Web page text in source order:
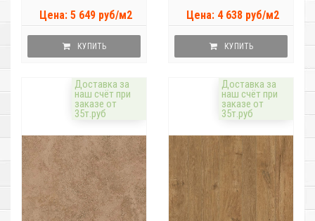
Цена: 5 649 руб/м2
КУПИТЬ
Цена: 4 638 руб/м2
КУПИТЬ
Доставка за
наш счёт при
заказе от
35т.руб
Доставка за
наш счёт при
заказе от
35т.руб